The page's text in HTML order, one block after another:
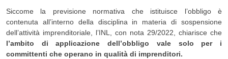
Siccome la previsione normativa che istituisce l’obbligo è
contenuta all’interno della disciplina in materia di sospensione
dell’attività imprenditoriale, l’INL, con nota 29/2022, chiarisce che
l’ambito di applicazione dell’obbligo vale solo per i
committenti che operano in qualità di imprenditori.